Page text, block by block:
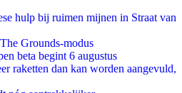
hulp bij ruimen mijnen in Straat van
Grounds-modus
beta begint 6 augustus
raketten dan kan worden aangevuld,